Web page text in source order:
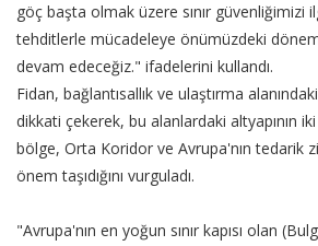
göç başta olmak üzere sınır güvenliğimizi
tehditlerle mücadeleye önümüzdeki
devam edeceğiz." ifadelerini kullandı.
Fidan, bağlantısallık ve ulaştırma
dikkati çekerek, bu alanlardaki altyapının iki
bölge, Orta Koridor ve Avrupa'nın tedarik
önem taşıdığını vurguladı.
"Avrupa'nın en yoğun sınır kapısı olan